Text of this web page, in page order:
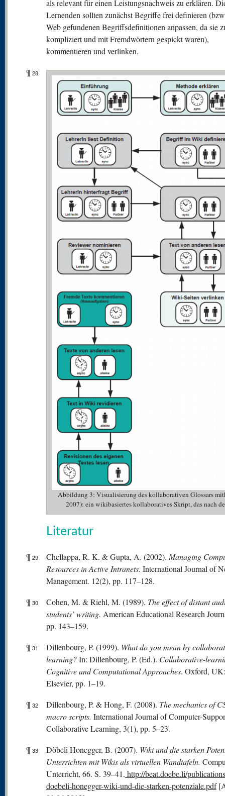
als relevant für einen Leistungsnachweis zu erklären.
Lernenden sollten zunächst Begriffe frei definieren
Web gefundenen Begriffsdefinitionen anpassen, da sie
kompliziert und mit Fremdwörtern gespickt waren),
kommentieren und verlinken.
¶ 28
Abbildung 3: Visualisierung des kollaborativen Glossars
2007): ein wikibasiertes kollaboratives Skript, das nach
Literatur
¶ 29 Chellappa, R. K. & Gupta, A. (2002). Managing
Resources in Active Intranets. International Journal of
Management. 12(2), pp. 117–128.
¶ 30 Cohen, M. & Riehl, M. (1989). The effect of distant
students’ writing. American Educational Research
pp. 143–159.
¶ 31 Dillenbourg, P. (1999). What do you mean by
learning? In: Dillenbourg, P. (Ed.). Collaborative-
Cognitive and Computational Approaches. Oxford, UK:
Elsevier, pp. 1–19.
¶ 32 Dillenbourg, P. & Hong, F. (2008). The mechanics of
macro scripts. International Journal of Computer-
Collaborative Learning, 3(1), pp. 5–23.
¶ 33 Döbeli Honegger, B. (2007). Wiki und die starken
Unterrichten mit Wikis als virtuellen Wandtafeln.
Unterricht, 66. S. 39–41. http://beat.doebe.li/
doebeli-honegger-wiki-und-die-starken-potenziale.pdf